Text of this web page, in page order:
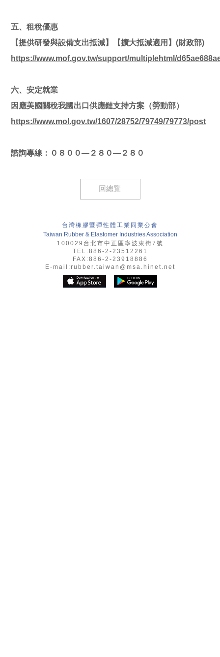
五、租稅優惠
【提供研發與設備支出抵減】【擴大抵減適用】(財政部)
https://www.mof.gov.tw/support/multiplehtml/
六、安定就業
因應美國關稅我國出口供應鏈支持方案（勞動部）
https://www.mol.gov.tw/1607/28752/79749/79773/post
諮詢專線：０８００—２８０—２８０
回總覽
台灣橡膠暨彈性體工業同業公會
Taiwan Rubber & Elastomer Industries Association
100029台北市中正區寧波東街7號
TEL:886-2-23512261
FAX:886-2-23918886
E-mail:rubber.taiwan@msa.hinet.net